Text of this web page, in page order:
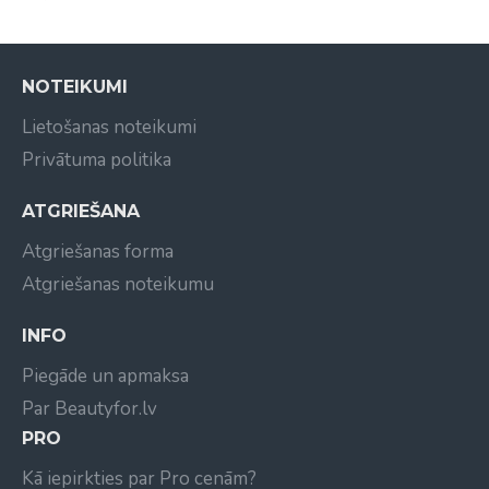
NOTEIKUMI
Lietošanas noteikumi
Privātuma politika
ATGRIEŠANA
Atgriešanas forma
Atgriešanas noteikumu
INFO
Piegāde un apmaksa
Par Beautyfor.lv
PRO
Kā iepirkties par Pro cenām?